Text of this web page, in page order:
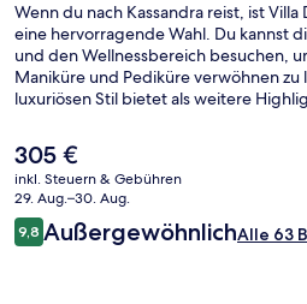
Wenn du nach Kassandra reist, ist
eine hervorragende Wahl. Du kannst
und den Wellnessbereich besuchen,
Maniküre und Pediküre verwöhnen zu
luxuriösen Stil bietet als weitere
Der
aktuelle
Preis
beträgt
305 €.
305 €
inkl. Steuern & Gebühren
29. Aug.–30. Aug.
Bewertungen
9,89,8 von 10.
AußergewöhnlichAlle 63